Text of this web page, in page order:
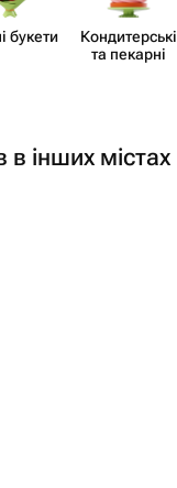
букети
Кондит​ерські
та пекарні
в інших містах